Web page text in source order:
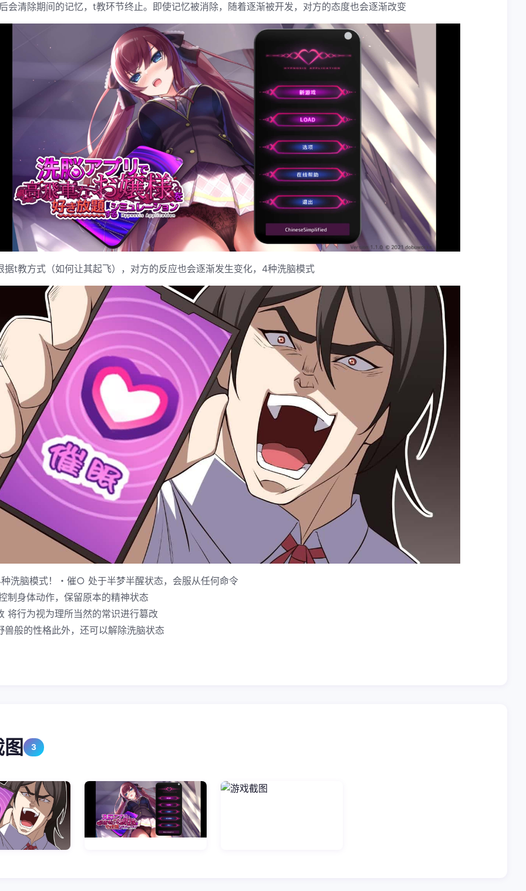
会清除期间的记忆，t教环节终止。即使记忆被消除，随着逐渐被开发，对方的态度也会逐渐改变
据t教方式（如何让其起飞），对方的反应也会逐渐发生变化，4种洗脑模式
洗脑模式！・催○ 处于半梦半醒状态，会服从任何命令
制身体动作，保留原本的精神状态
将行为视为理所当然的常识进行篡改
兽般的性格此外，还可以解除洗脑状态
3